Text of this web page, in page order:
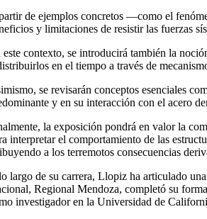
de ejemplos concretos —como el
y limitaciones de resistir las fuerzas
este contexto, se introducirá también la
en el tiempo a través de
se revisarán conceptos esenciales
y en su interacción con el acero
la exposición pondrá en valor la
interpretar el comportamiento de las
a los terremotos consecuencias
largo de su carrera, Llopiz ha articulado
Regional Mendoza, completó su
investigador en la Universidad de